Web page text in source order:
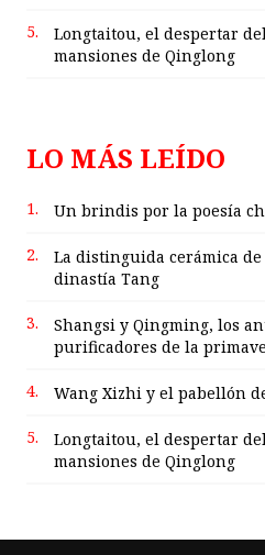
5.
Longtaitou, el despertar
mansiones de Qinglong
LO MÁS LEÍDO
1. Un brindis por la poesía
2.
La distinguida cerámica
dinastía Tang
3.
Shangsi y Qingming, los
purificadores de la
4. Wang Xizhi y el pabellón
5.
Longtaitou, el despertar
mansiones de Qinglong